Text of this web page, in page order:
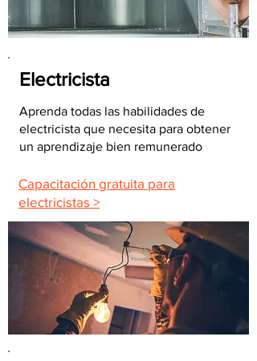
Electricista
Aprenda todas las habilidades de
electricista que necesita para obtener
un aprendizaje bien remunerado
Capacitación gratuita para
electricistas >